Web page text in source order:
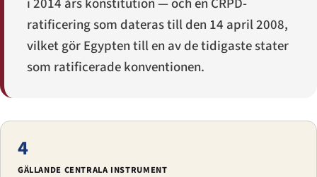
ratificering som dateras till den 14 april 2008,
vilket gör Egypten till en av de tidigaste stater
som ratificerade konventionen.
4
GÄLLANDE CENTRALA INSTRUMENT